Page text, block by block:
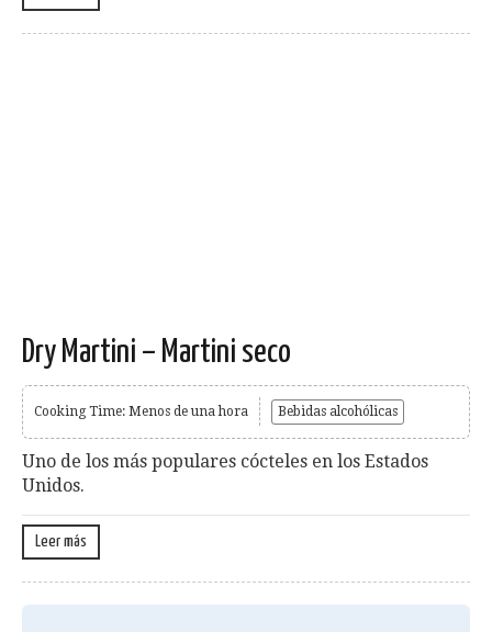
Dry Martini – Martini seco
Cooking Time: Menos de una hora Bebidas alcohólicas
Uno de los más populares cócteles en los Estados
Unidos.
Leer más